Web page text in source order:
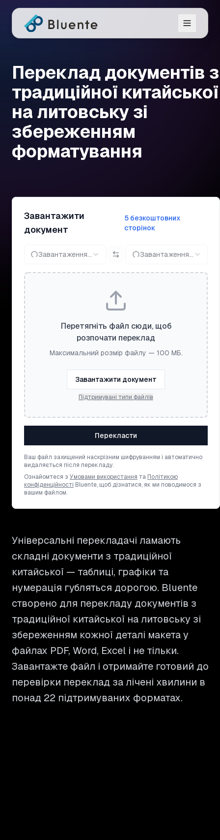
Переклад документів з
традиційної китайської
на литовську зі
збереженням
форматування
Завантажити
документ
5 безкоштовних
сторінок
Завантаження... Завантаження...
Перетягніть файл сюди, щоб
розпочати переклад
Максимальний розмір файлу — 100 МБ.
Завантажити документ
Підтримувані типи файлів
Перекласти
Ваш файл захищений наскрізним шифруванням і автоматично
видаляється після перекладу.
Ознайомтеся з Умовами використання та Політикою
конфіденційності Bluente, щоб дізнатися, як ми поводимося з
вашим файлом.
Універсальні перекладачі ламають
складні документи з традиційної
китайської — таблиці, графіки та
нумерація губляться дорогою. Bluente
створено для перекладу документів з
традиційної китайської на литовську зі
збереженням кожної деталі макета у
файлах PDF, Word, Excel і не тільки.
Завантажте файл і отримайте готовий до
перевірки переклад за лічені хвилини в
понад 22 підтримуваних форматах.